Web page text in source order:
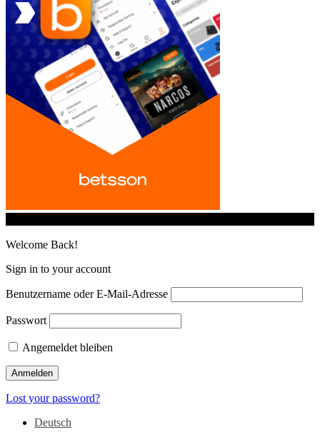
Welcome Back!
Sign in to your account
Benutzername oder E-Mail-Adresse
Passwort
Angemeldet bleiben
Lost your password?
Deutsch